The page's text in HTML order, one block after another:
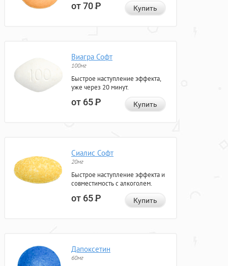
от 70Р Купить
Виагра Софт
100мг
Быстрое наступление эффекта,
уже через 20 минут.
от 65Р Купить
Сиалис Софт
20мг
Быстрое наступление эффекта и
совместимость с алкоголем.
от 65Р Купить
Дапоксетин
60мг